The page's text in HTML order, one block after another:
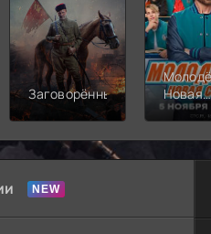
Заговорённый
Новая
смена